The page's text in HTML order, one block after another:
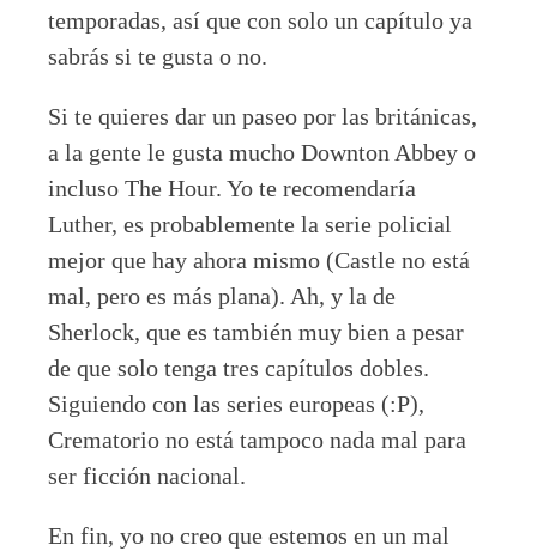
temporadas, así que con solo un capítulo ya
sabrás si te gusta o no.
Si te quieres dar un paseo por las británicas,
a la gente le gusta mucho Downton Abbey o
incluso The Hour. Yo te recomendaría
Luther, es probablemente la serie policial
mejor que hay ahora mismo (Castle no está
mal, pero es más plana). Ah, y la de
Sherlock, que es también muy bien a pesar
de que solo tenga tres capítulos dobles.
Siguiendo con las series europeas (:P),
Crematorio no está tampoco nada mal para
ser ficción nacional.
En fin, yo no creo que estemos en un mal